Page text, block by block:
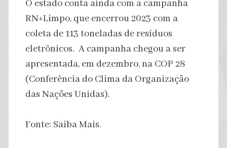
O estado conta ainda com a campanha
RN+Limpo, que encerrou 2023 com a
coleta de 113 toneladas de resíduos
eletrônicos. A campanha chegou a ser
apresentada, em dezembro, na COP 28
(Conferência do Clima da Organização
das Nações Unidas).
Fonte: Saiba Mais.